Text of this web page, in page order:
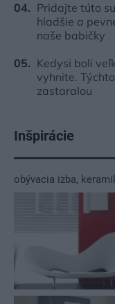
Pridajte túto
hladšie a
naše babičky
Kedysi boli
vyhnite.
zastaralou
Inšpirácie
obývacia izba,